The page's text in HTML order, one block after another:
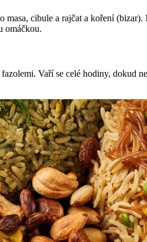
cibule a rajčat a koření (bizar).
omáčkou.
Vaří se celé hodiny, dokud